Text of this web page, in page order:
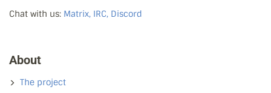
Chat with us: Matrix, IRC, Discord
About
The project